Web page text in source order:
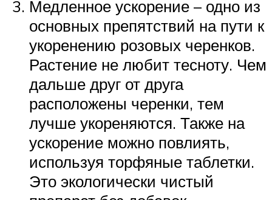
Медленное ускорение – одно из
основных препятствий на пути к
укоренению розовых черенков.
Растение не любит тесноту. Чем
дальше друг от друга
расположены черенки, тем
лучше укореняются. Также на
ускорение можно повлиять,
используя торфяные таблетки.
Это экологически чистый